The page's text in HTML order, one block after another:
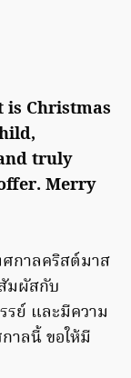
Christmas
truly
Merry
ศกาลคริสต์มาส
มผัสกับ
ย์ และมีความ
าลนี้ ขอให้มี